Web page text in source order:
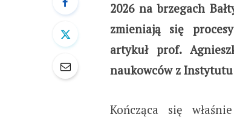
2026 na brzegach
zmieniają się
artykuł prof.
naukowców z
Kończąca się